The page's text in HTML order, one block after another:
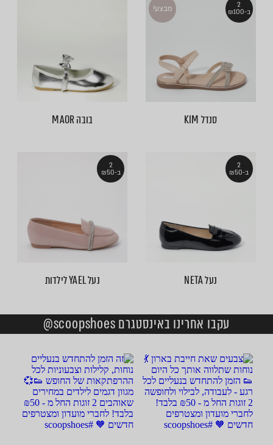
2
ב-₪100
מבצע!
סנדל KIM בובה MAOR
2
ב-₪50
נעל NETA
2
ב-₪50
נעל YAEL לילדות
עקבו אחרינו באינסטגרם scoopshoes@